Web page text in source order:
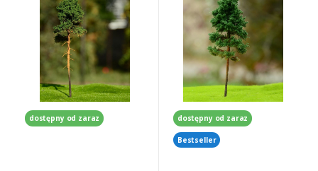
dostępny od zaraz dostępny od zaraz
Bestseller